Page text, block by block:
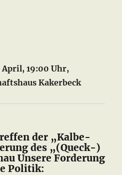
19:00 Uhr,
Kakerbeck
der „Kalbe-
des „(Queck-)
Unsere Forderung
Politik: